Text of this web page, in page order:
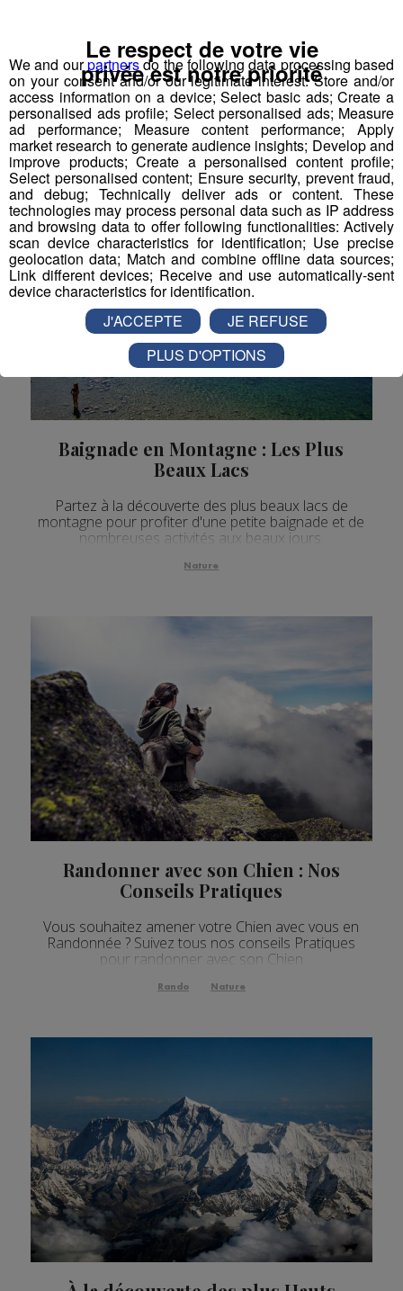
L'un des sites les plus exceptionnels au monde, le
Salar d'Uyuni attire et intrigue les voyageurs du
monde entier. Partez à la découverte de ce désert de
sel exceptionnel
Nature
Baignade en Montagne : Les Plus
Beaux Lacs
Partez à la découverte des plus beaux lacs de
montagne pour profiter d'une petite baignade et de
nombreuses activités aux beaux jours.
Nature
Randonner avec son Chien : Nos
Conseils Pratiques
Vous souhaitez amener votre Chien avec vous en
Randonnée ? Suivez tous nos conseils Pratiques
pour randonner avec son Chien
Rando Nature
We and ourpartnersdo the following data processing based
on your consent and/or our legitimate interest: Store and/or
access information on a device; Select basic ads; Create a
personalised ads profile; Select personalised ads; Measure
ad performance; Measure content performance; Apply
market research to generate audience insights; Develop and
improve products; Create a personalised content profile;
Select personalised content; Ensure security, prevent fraud,
and debug; Technically deliver ads or content. These
technologies may process personal data such as IP address
and browsing data to offer following functionalities: Actively
scan device characteristics for identification; Use precise
geolocation data; Match and combine offline data sources;
Link different devices; Receive and use automatically-sent
device characteristics for identification.
Le respect de votre vie
privée est notre priorité
J'ACCEPTE
JE REFUSE
PLUS D'OPTIONS